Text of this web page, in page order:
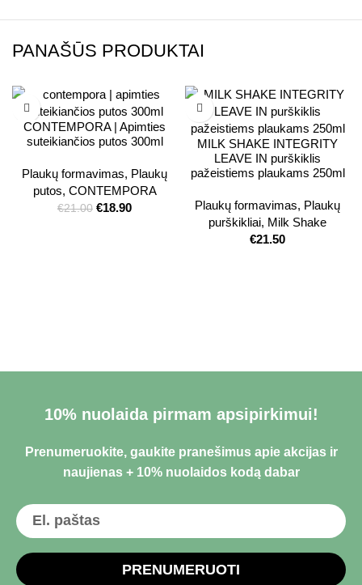
PANAŠŪS PRODUKTAI
CONTEMPORA | Apimties
suteikiančios putos 300ml
Plaukų formavimas, Plaukų
putos, CONTEMPORA
€21.00 €18.90
MILK SHAKE INTEGRITY
LEAVE IN purškiklis
pažeistiems plaukams 250ml
Plaukų formavimas, Plaukų
purškikliai, Milk Shake
€21.50
10% nuolaida pirmam apsipirkimui!
Prenumeruokite, gaukite pranešimus apie akcijas ir
naujienas + 10% nuolaidos kodą dabar
PRENUMERUOTI